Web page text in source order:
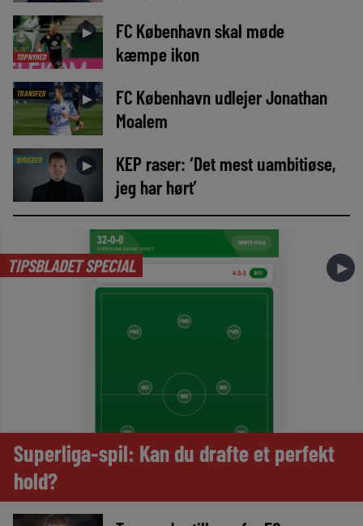
TOPNYHED
►
FC København skal møde
kæmpe ikon
TRANSFER ►
FC København udlejer Jonathan
Moalem
NYHEDER ►
KEP raser: ‘Det mest uambitiøse,
jeg har hørt’
TIPSBLADET SPECIAL ►
Superliga-spil: Kan du drafte et perfekt
hold?